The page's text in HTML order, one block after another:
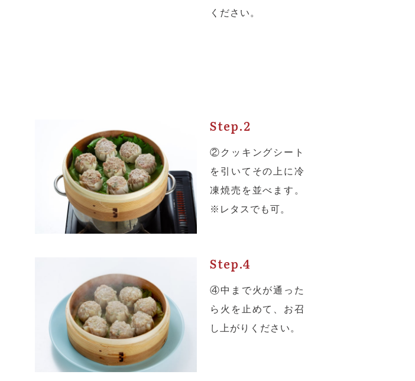
BASE
ご購入はコチラ
ください。
Step.2
②クッキングシート
を引いてその上に冷
凍焼売を並べます。
※レタスでも可。
Step.4
④中まで火が通った
ら火を止めて、お召
し上がりください。